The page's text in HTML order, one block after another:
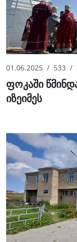
01.06.2025 533
ფოკაში
იზეიმეს